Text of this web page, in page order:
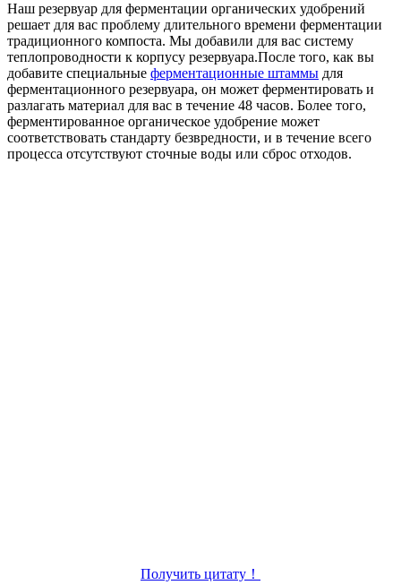
Наш резервуар для ферментации органических удобрений
решает для вас проблему длительного времени ферментации
традиционного компоста. Мы добавили для вас систему
теплопроводности к корпусу резервуара.После того, как вы
добавите специальные ферментационные штаммы для
ферментационного резервуара, он может ферментировать и
разлагать материал для вас в течение 48 часов. Более того,
ферментированное органическое удобрение может
соответствовать стандарту безвредности, и в течение всего
процесса отсутствуют сточные воды или сброс отходов.
Получить цитату！